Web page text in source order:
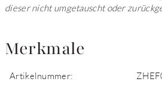
dieser nicht umgetauscht oder
Merkmale
Artikelnummer: